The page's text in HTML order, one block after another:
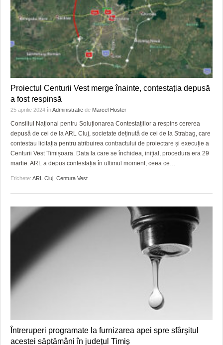
Proiectul Centurii Vest merge înainte, contestația depusă
a fost respinsă
25 aprilie 2024 înAdministratie de Marcel Hoster
Consiliul Național pentru Soluționarea Contestațiilor a respins cererea
depusă de cei de la ARL Cluj, societate deținută de cei de la Strabag, care
contestau licitația pentru atribuirea contractului de proiectare și execuție a
Centurii Vest Timișoara. Data la care se închidea, inițial, procedura era 29
martie. ARL a depus contestația în ultimul moment, ceea ce…
Etichete: ARL Cluj Centura Vest
Întreruperi programate la furnizarea apei spre sfârşitul
acestei săptămâni în judeţul Timiş